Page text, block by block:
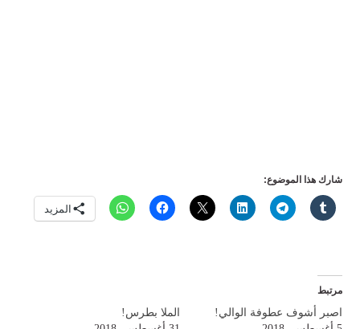
شارك هذا الموضوع:
المزيد
مرتبط
اصبر أشوف عطوفة الوالي!
الملا بطرس!